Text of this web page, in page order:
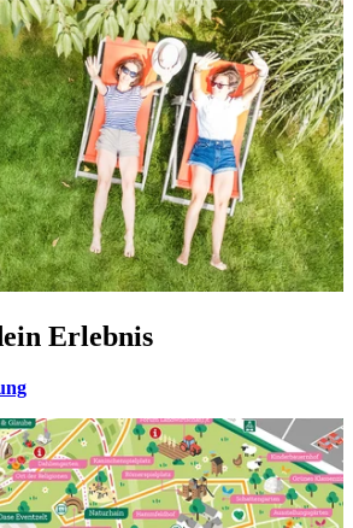
Erlebnis